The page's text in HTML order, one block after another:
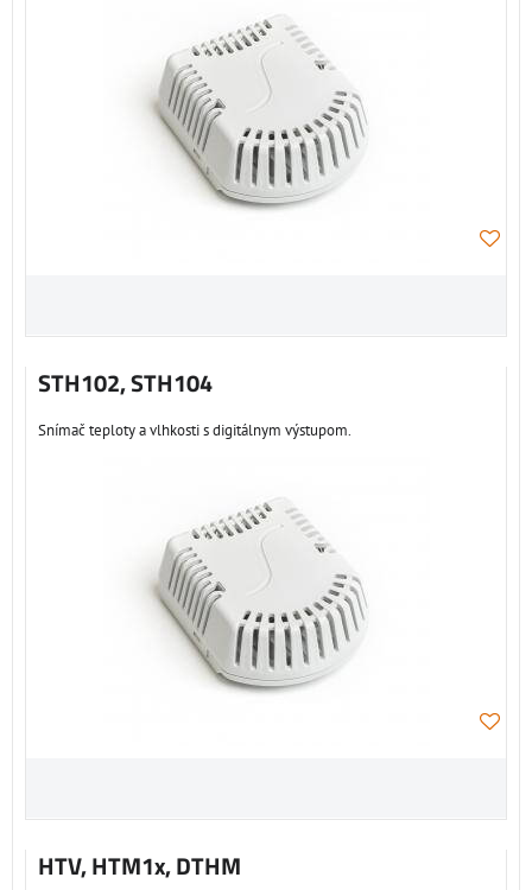
STH102, STH104
Snímač teploty a vlhkosti s digitálnym výstupom.
HTV, HTM1x, DTHM